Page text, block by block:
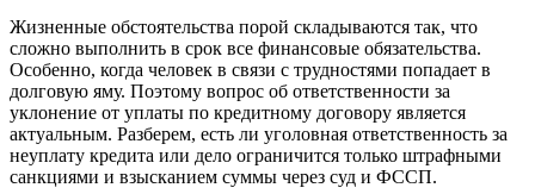
Жизненные обстоятельства порой складываются так, что
сложно выполнить в срок все финансовые обязательства.
Особенно, когда человек в связи с трудностями попадает в
долговую яму. Поэтому вопрос об ответственности за
уклонение от уплаты по кредитному договору является
актуальным. Разберем, есть ли уголовная ответственность за
неуплату кредита или дело ограничится только штрафными
санкциями и взысканием суммы через суд и ФССП.